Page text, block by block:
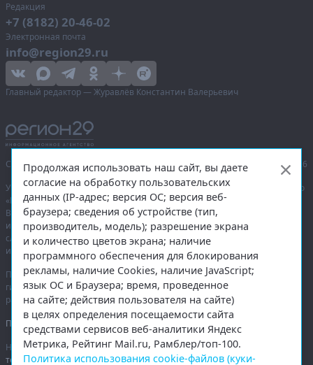
Редакция
+7 (8182) 20-46-02
Электронная почта
info@region29.ru
Главный редактор — Журавлёв Константин Валерьевич
Сетевое издание «Информационное агентство Регион 29»,
© 2016–2026
Учредитель — общество с ограниченной ответственностью «Агентство
«Правда Севера».
Выписка из реестра зарегистрированных средств массовой
информации:ЭЛ № ФС 77-74226от 09.11.2018 выдано Федеральной
службой по надзору в сфере связи, информационных технологий
и массовых коммуникаций (Роскомнадзор).
При полном или частичном использовании любых материалов
гиперссылка на region29.ruобязательна. Копирование материалов без
разрешения администрации сайта запрещено.
Правовая информация
На информационном ресурсе применяютсярекомендательные
технологии.
Продолжая использовать наш сайт, вы даете
согласие на обработку пользовательских
данных (IP-адрес; версия ОС; версия веб-
браузера; сведения об устройстве (тип,
производитель, модель); разрешение экрана
и количество цветов экрана; наличие
программного обеспечения для блокирования
рекламы, наличие Cookies, наличие JavaScript;
язык ОС и Браузера; время, проведенное
на сайте; действия пользователя на сайте)
в целях определения посещаемости сайта
средствами сервисов веб-аналитики Яндекс
Метрика, Рейтинг Mail.ru, Рамблер/топ-100.
Политика использования cookie-файлов (куки-